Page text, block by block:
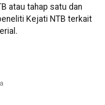
atau tahap satu dan
Kejati NTB terkait